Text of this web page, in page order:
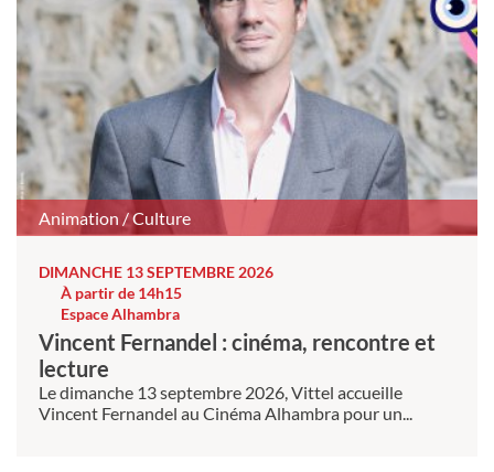
Animation / Culture
DIMANCHE 13 SEPTEMBRE 2026
À partir de 14h15
Espace Alhambra
Vincent Fernandel : cinéma, rencontre et
lecture
Le dimanche 13 septembre 2026, Vittel accueille
Vincent Fernandel au Cinéma Alhambra pour un...